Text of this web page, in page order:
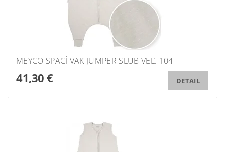
MEYCO SPACÍ VAK JUMPER SLUB VEĽ. 104
41,30 € DETAIL